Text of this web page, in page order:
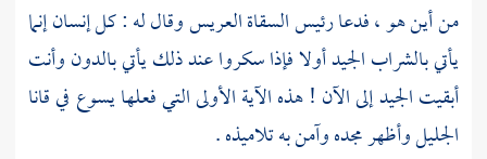
من أين هو ، فدعا رئيس السقاة العريس وقال له : كل إنسان إنما
يأتي بالشراب الجيد أولا فإذا سكروا عند ذلك يأتي بالدون وأنت
أبقيت الجيد إلى الآن ! هذه الآية الأولى التي فعلهايسوع في قانا
الجليل وأظهر مجده وآمن به تلاميذه .